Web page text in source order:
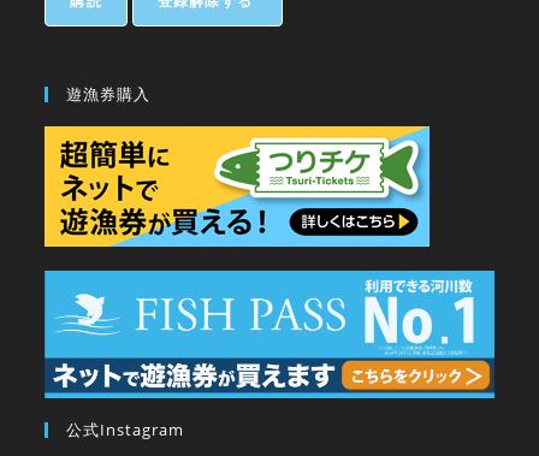
遊漁券購入
公式Instagram